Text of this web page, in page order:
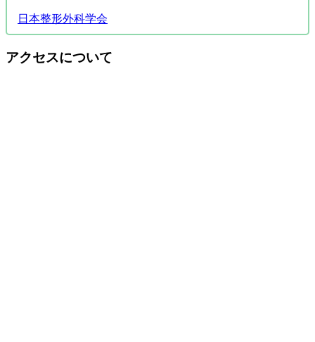
日本整形外科学会
アクセスについて